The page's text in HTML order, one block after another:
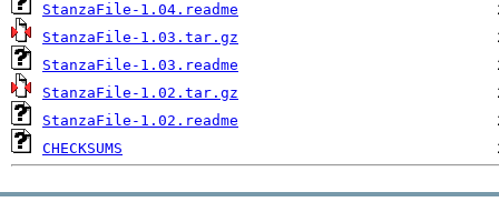
StanzaFile-1.04.readme
StanzaFile-1.03.tar.gz
StanzaFile-1.03.readme
StanzaFile-1.02.tar.gz
StanzaFile-1.02.readme
CHECKSUMS